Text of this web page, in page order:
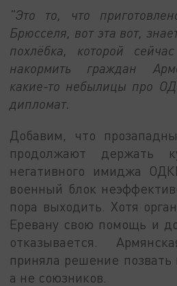
"Это то, что
Брюсселя, вот эта вот,
похлёбка, которой
накормить граждан
какие-то небылицы про
дипломат.
Добавим, что
продолжают держать
негативного имиджа
военный блок
пора выходить. Хотя
Еревану свою помощь и
отказывается.
приняла решение позвать
а не союзников.